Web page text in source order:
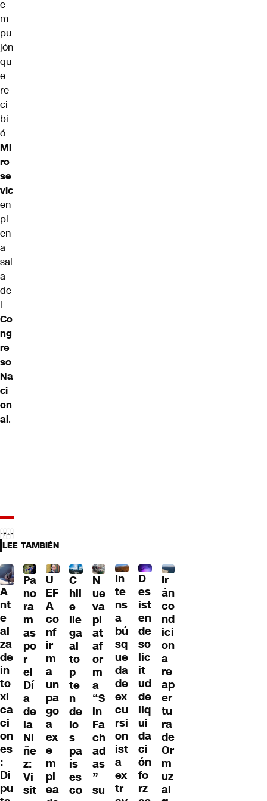
e
m
pu
jón
qu
e
re
ci
bi
ó
Mi
ro
se
vic
en
pl
en
a
sal
a
de
l
Co
ng
re
so
Na
ci
on
al.
LEE TAMBIÉN
A
nt
e
al
za
de
in
to
xi
ca
ci
on
es
:
Di
pu
Pa
no
ra
m
as
po
r
el
Dí
a
de
la
Ni
ñe
z:
Vi
sit
U
EF
A
co
nf
ir
m
a
un
pa
go
a
ex
e
m
pl
ea
C
hil
e
lle
ga
al
to
p
te
n
de
lo
s
pa
ís
es
co
N
ue
va
pl
at
af
or
m
a
“S
in
Fa
ch
ad
as
”
su
In
te
ns
a
bú
sq
ue
da
de
ex
cu
rsi
on
ist
a
ex
tr
D
es
ist
en
de
so
lic
it
ud
de
liq
ui
da
ci
ón
fo
rz
Ir
án
co
nd
ici
on
a
re
ap
er
tu
ra
de
Or
m
uz
al